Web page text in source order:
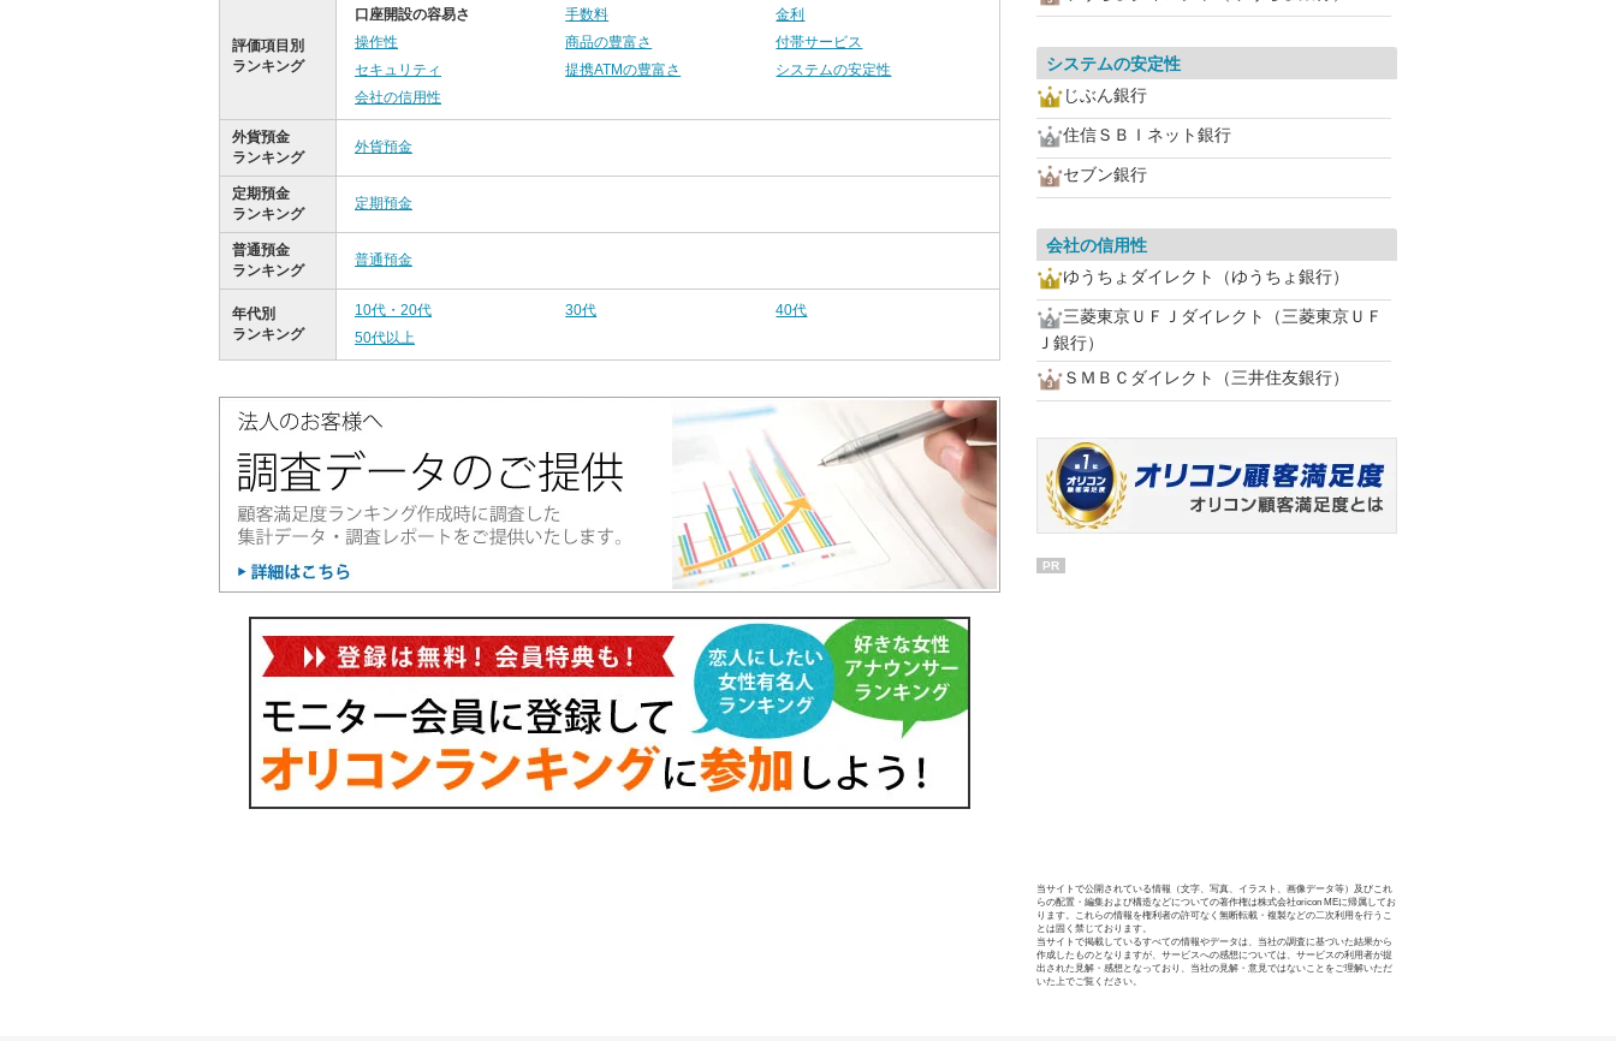
評価項目別
ランキング
口座開設の容易さ 手数料
金利
操作性
商品の豊富さ
付帯サービス
セキュリティ
提携ATMの豊富さ
システムの安定性
会社の信用性
外貨預金
ランキング
外貨預金
定期預金
ランキング
定期預金
普通預金
ランキング
普通預金
年代別
ランキング
10代・20代 30代
40代
50代以上
システムの安定性
じぶん銀行
住信ＳＢＩネット銀行
セブン銀行
会社の信用性
ゆうちょダイレクト（ゆうちょ銀行）
三菱東京ＵＦＪダイレクト（三菱東京ＵＦ
Ｊ銀行）
ＳＭＢＣダイレクト（三井住友銀行）
PR
当サイトで公開されている情報（文字、写真、イラスト、画像データ等）及びこれ
らの配置・編集および構造などについての著作権は株式会社oricon MEに帰属してお
ります。これらの情報を権利者の許可なく無断転載・複製などの二次利用を行うこ
とは固く禁じております。
当サイトで掲載しているすべての情報やデータは、当社の調査に基づいた結果から
作成したものとなりますが、サービスへの感想については、サービスの利用者が提
出された見解・感想となっており、当社の見解・意見ではないことをご理解いただ
いた上でご覧ください。